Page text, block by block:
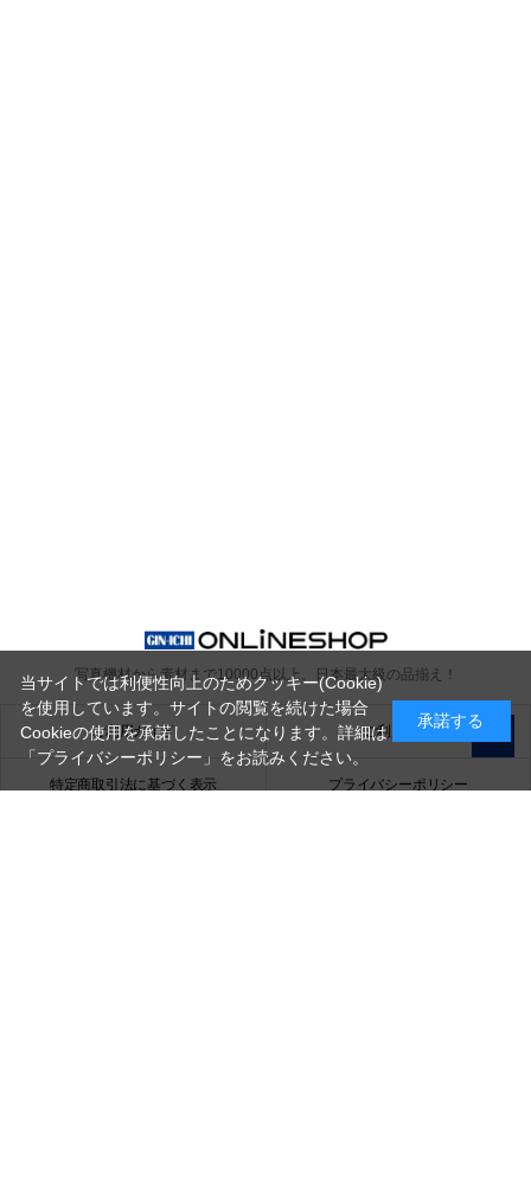
写真機材から素材まで10000点以上。 日本最大級の品揃え！
ご利用ガイド ご利用規約
特定商取引法に基づく表示 プライバシーポリシー
当サイトでは利便性向上のためクッキー(Cookie)
を使用しています。サイトの閲覧を続けた場合
Cookieの使用を承諾したことになります。詳細は
「プライバシーポリシー」 をお読みください。
承諾する